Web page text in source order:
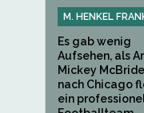
M. HENKEL
Es gab wenig
Aufsehen, als
Mickey
nach Chicago
ein